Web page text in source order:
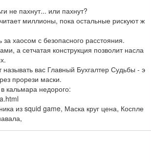
не пахнут... или пахнут?
миллионы, пока остальные рискуют ж
хаосом с безопасного расстояния.
а сетчатая конструкция позволит насла
вас Главный Бухгалтер Судьбы - э
прорези маски.
кальмара недорого:
из squid game, Маска круг цена, Коспле